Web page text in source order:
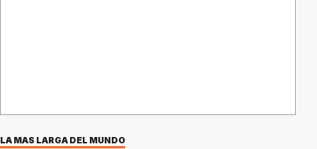
LA MAS LARGA DEL MUNDO